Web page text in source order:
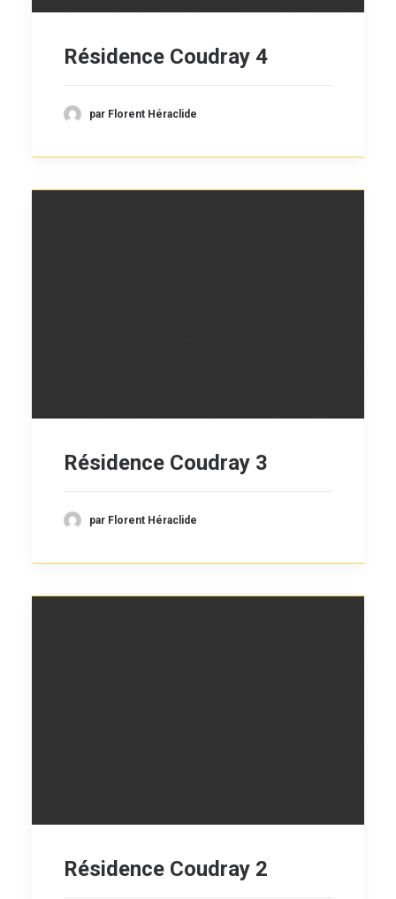
Résidence Coudray 4
par Florent Héraclide
Résidence Coudray 3
par Florent Héraclide
Résidence Coudray 2